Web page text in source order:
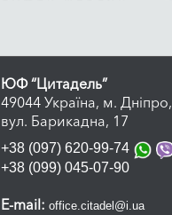
ЮФ “Цитадель”
49044 Україна, м. Дніпро,
вул. Барикадна, 17
+38 (097) 620-99-74
+38 (099) 045-07-90
E-mail: office.citadel@i.ua